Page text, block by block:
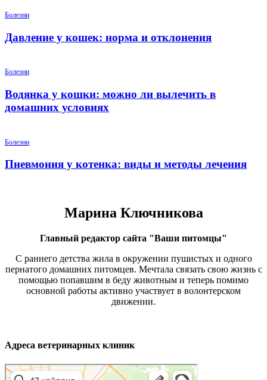
Болезни
Давление у кошек: норма и отклонения
Болезни
Водянка у кошки: можно ли вылечить в
домашних условиях
Болезни
Пневмония у котенка: виды и методы лечения
Марина Ключникова
Главный редактор сайта "Ваши питомцы"
С раннего детства жила в окружении пушистых и одного
пернатого домашних питомцев. Мечтала связать свою жизнь с
помощью попавшим в беду животным и теперь помимо
основной работы активно участвует в волонтерском
движении.
Адреса ветеринарных клиник